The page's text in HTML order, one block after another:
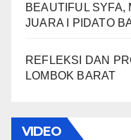
BEAUTIFUL SYFA,
JUARA I PIDATO
REFLEKSI DAN
LOMBOK BARAT
VIDEO